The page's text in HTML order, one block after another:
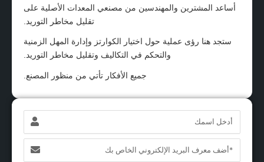
أساعد المشترين والمهندسين من مصنعي المعدات الأصلية على
تقليل مخاطر التوريد.
ستجد هنا رؤى عملية حول اختيار الكوارتز وإدارة المهل الزمنية
والتحكم في التكاليف وتقليل مخاطر التوريد.
جميع الأفكار تأتي من منظور المصنع.
الاسم
البريد
الإلكتروني